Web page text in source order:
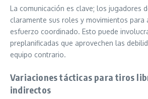
La comunicación es clave; los jugadores
claramente sus roles y movimientos para
esfuerzo coordinado. Esto puede
preplanificadas que aprovechen las
equipo contrario.
Variaciones tácticas para tiros
indirectos